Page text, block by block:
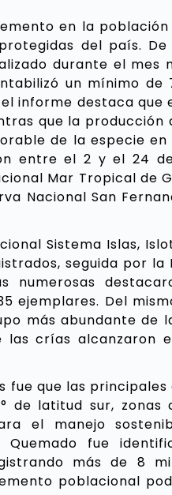
en la
del país.
durante el
un mínimo de
informe destaca
que la
de la especie
entre el 2 y el 24
Mar Tropical de
Nacional San
Sistema Islas,
seguida por
ejemplares. Del
más abundante de
las crías alcanzaron
fue que las
de latitud sur,
el manejo
Quemado fue
más de 8
poblacional